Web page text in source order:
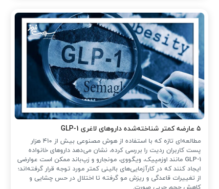
۵ عارضه کمتر شناخته‌شده داروهای لاغری GLP-1
مطالعه‌ای تازه که با استفاده از هوش مصنوعی بیش از ۴۱۰ هزار
پست کاربران ردیت را بررسی کرده، نشان می‌دهد داروهای خانواده
GLP-1 مانند اوزمپیک، ویگووی، مونجارو و زپ‌باند ممکن است عوارضی
ایجاد کنند که در کارآزمایی‌های بالینی کمتر مورد توجه قرار گرفته‌اند؛
از تغییرات قاعدگی و ریزش مو گرفته تا اختلال در حس چشایی و